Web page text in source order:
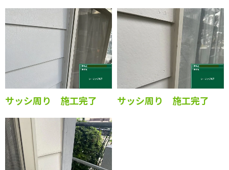
サッシ周り 施工完了 サッシ周り 施工完了